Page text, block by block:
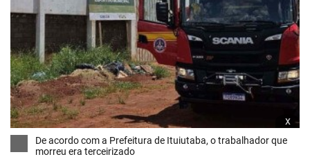
x
De acordo com a Prefeitura de Ituiutaba, o trabalhador que
morreu era terceirizado